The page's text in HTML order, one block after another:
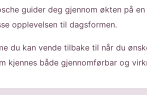
guider deg gjennom økten på
opplevelsen til dagsformen.
du kan vende tilbake til når du
kjennes både gjennomførbar og